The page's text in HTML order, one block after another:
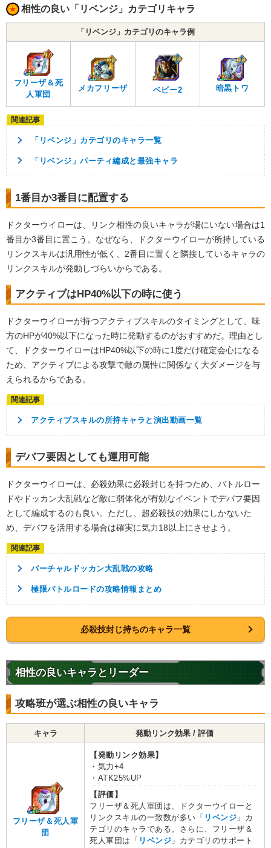
相性の良い「リベンジ」カテゴリキャラ
「リベンジ」カテゴリのキャラ例
フリーザ＆死
人軍団
メカフリーザ ベビー2 暗黒トワ
「リベンジ」カテゴリのキャラ一覧
「リベンジ」パーティ編成と最強キャラ
1番目か3番目に配置する
ドクターウイローは、リンク相性の良いキャラが場にいない場合は1
番目か3番目に置こう。なぜなら、ドクターウイローが所持している
リンクスキルは汎用性が低く、2番目に置くと隣接しているキャラの
リンクスキルが発動しづらいからである。
アクティブはHP40%以下の時に使う
ドクターウイローが持つアクティブスキルのタイミングとして、味
方のHPが40%以下になった時に発動するのがおすすめだ。理由とし
て、ドクターウイローはHP40%以下の時に1度だけ確定会心になる
ため、アクティブによる攻撃で敵の属性に関係なく大ダメージを与
えられるからである。
アクティブスキルの所持キャラと演出動画一覧
デバフ要因としても運用可能
ドクターウイローは、必殺効果に必殺封じを持つため、バトルロー
ドやドッカン大乱戦など敵に弱体化が有効なイベントでデバフ要因
として編成するのも良い。ただし、超必殺技の効果にしかないた
め、デバフを活用する場合は確実に気力18以上にさせよう。
バーチャルドッカン大乱戦の攻略
極限バトルロードの攻略情報まとめ
必殺技封じ持ちのキャラ一覧
相性の良いキャラとリーダー
攻略班が選ぶ相性の良いキャラ
キャラ 発動リンク効果 / 評価
フリーザ＆死人軍
団
【発動リンク効果】
・気力+4
・ATK25%UP
【評価】
フリーザ＆死人軍団は、ドクターウイローと
リンクスキルの一致数が多い「 リベンジ 」カ
テゴリのキャラである。さらに、フリーザ＆
死人軍団は「 リベンジ 」カテゴリのサポート